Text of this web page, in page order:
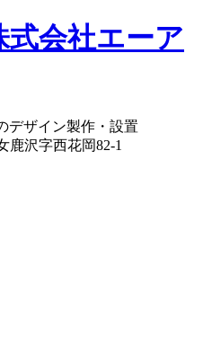
会社エーア
デザイン製作・設置
鹿沢字西花岡82-1